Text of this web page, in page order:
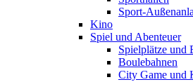
Sport-
Kino
Spiel und Abenteuer
Spielplätze und
Boulebahnen
City Game und